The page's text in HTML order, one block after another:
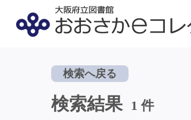
検索へ戻る
検索結果 1 件